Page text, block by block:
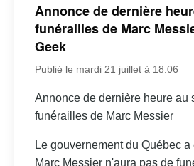
Annonce de dernière
funérailles de Marc
Geek
Publié le mardi 21 juillet à 18:06
Annonce de dernière heure au
funérailles de Marc Messier
Le gouvernement du Québec
Marc Messier n'aura pas de